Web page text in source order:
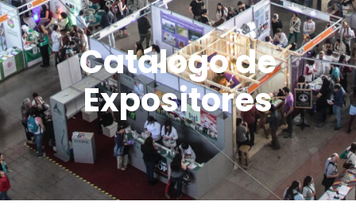
Catálogo de
Expositores